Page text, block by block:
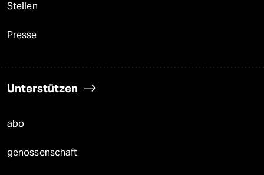
Stellen
Presse
Unterstützen
abo
genossenschaft